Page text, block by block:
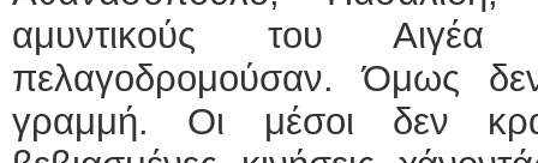
αμυντικούς του
πελαγοδρομούσαν. Όμως
γραμμή. Οι μέσοι δεν